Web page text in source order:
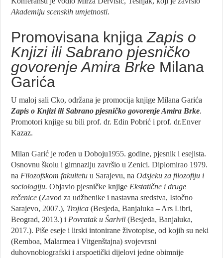
Akademiju scenskih umjetnosti.
Promovisana knjigaZapis o
Knjizi ili Sabrano pjesničko
govorenje Amira Brke Milana
Garića
U maloj sali Cko, održana je promocija knjige Milana Garića
Zapis o Knjizi ili Sabrano pjesničko govorenje Amira Brke.
Promotori knjige su bili prof. dr. Edin Pobrić i prof. dr.Enver
Kazaz.
Milan Garić je rođen u Doboju1955. godine, pjesnik i esejista.
Osnovnu školu i gimnaziju završio u Zenici. Diplomirao 1979.
na Filozofskom fakultetu u Sarajevu, naOdsjeku za filozofiju i
sociologiju.Objavio pjesničke knjige Ekstatične i druge
rečenice (Zavod za udžbenike i nastavna sredstva, Istočno
Sarajevo, 2007.), Trojica (Besjeda, Banjaluka – Ars Libri,
Beograd, 2013.) i Povratak u Šarlvil (Besjeda, Banjaluka,
2017.). Piše eseje i lirski intonirane životopise, od kojih su neki
(Remboa, Malarmea i Vitgenštajna) svojevrsni
duhovnobiografski i arspoetički dijelovi jedne obimnije